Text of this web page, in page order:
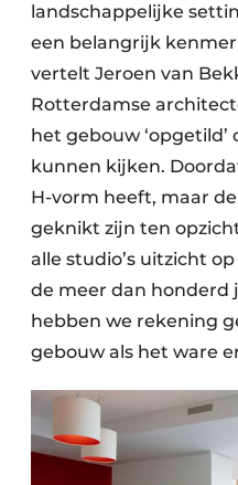
landschappelijke
een belangrijk
vertelt Jeroen van
Rotterdamse
het gebouw
kunnen kijken.
H-vorm heeft, maar
geknikt zijn ten
alle studio’s uitzicht
de meer dan honderd
hebben we rekening
gebouw als het ware